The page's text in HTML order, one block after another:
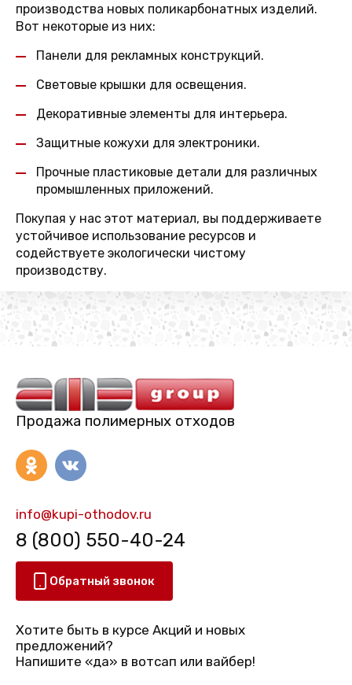
производства новых поликарбонатных изделий.
Вот некоторые из них:
Панели для рекламных конструкций.
Световые крышки для освещения.
Декоративные элементы для интерьера.
Защитные кожухи для электроники.
Прочные пластиковые детали для различных
промышленных приложений.
Покупая у нас этот материал, вы поддерживаете
устойчивое использование ресурсов и
содействуете экологически чистому
производству.
Продажа полимерных отходов
info@kupi-othodov.ru
8 (800) 550-40-24
Обратный звонок
Хотите быть в курсе Акций и новых
предложений?
Напишите «да» в вотсап или вайбер!